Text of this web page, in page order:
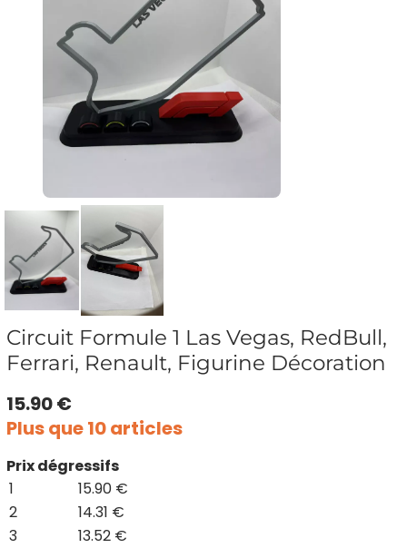
Circuit Formule 1 Las Vegas, RedBull,
Ferrari, Renault, Figurine Décoration
15.90 €
Plus que 10 articles
Prix dégressifs
1
15.90 €
2
14.31 €
3
13.52 €